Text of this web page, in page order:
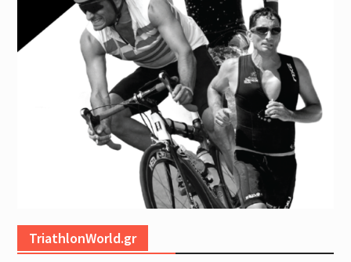
TriathlonWorld.gr